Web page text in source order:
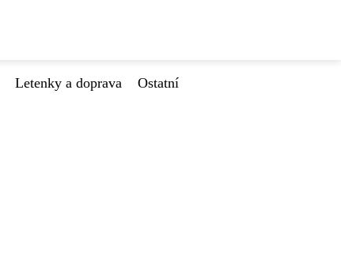
Letenky a doprava
Ostatní